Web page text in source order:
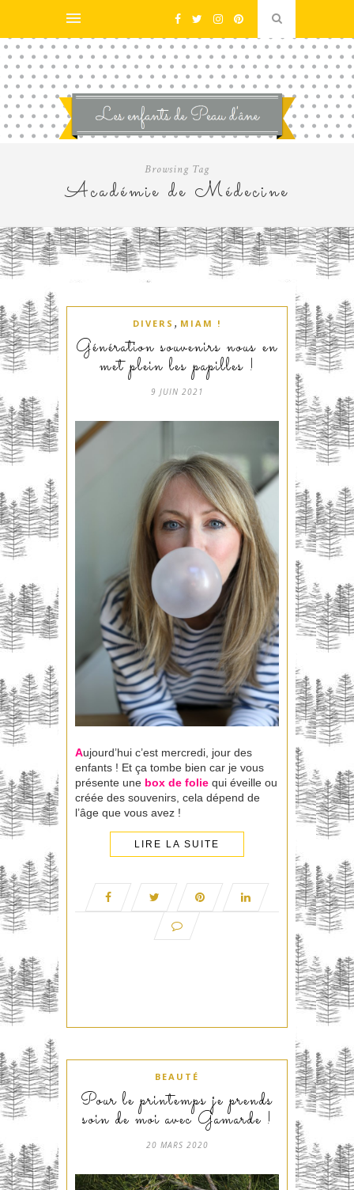
Browsing Tag
Académie de Médecine
DIVERS , MIAM !
Génération souvenirs nous en
met plein les papilles !
9 JUIN 2021
Aujourd’hui c’est mercredi, jour des
enfants ! Et ça tombe bien car je vous
présente une box de folie qui éveille ou
créée des souvenirs, cela dépend de
l’âge que vous avez !
LIRE LA SUITE
BEAUTÉ
Pour le printemps je prends
soin de moi avec Gamarde !
20 MARS 2020